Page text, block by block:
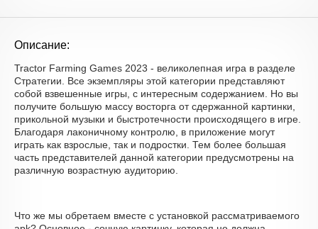
Описание:
Tractor Farming Games 2023 - великолепная игра в разделе
Стратегии. Все экземпляры этой категории представляют
собой взвешенные игры, с интересным содержанием. Но вы
получите большую массу восторга от сдержанной картинки,
прикольной музыки и быстротечности происходящего в игре.
Благодаря лаконичному контролю, в приложение могут
играть как взрослые, так и подростки. Тем более большая
часть представителей данной категории предусмотрены на
различную возрастную аудиторию.
Что же мы обретаем вместе с установкой рассматриваемого